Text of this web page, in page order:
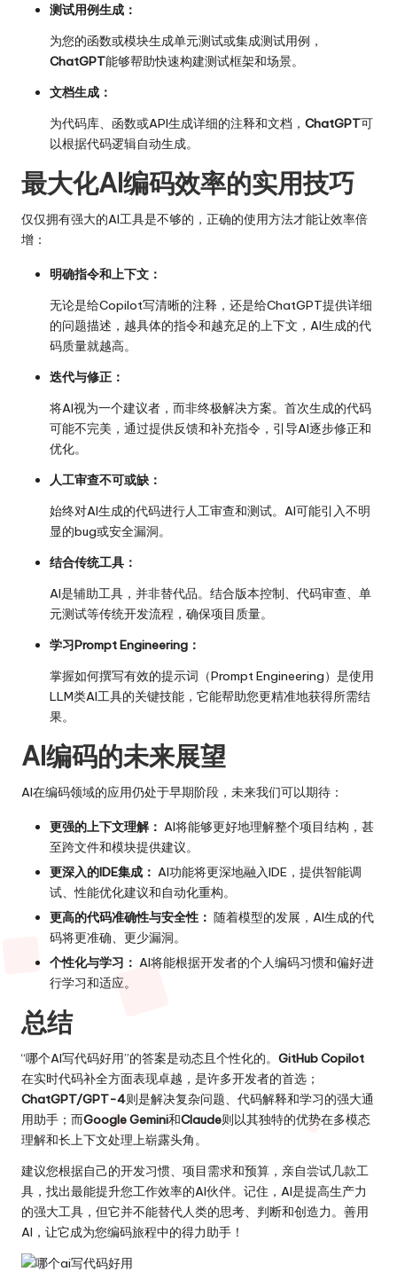
测试用例生成：
为您的函数或模块生成单元测试或集成测试用例，
ChatGPT能够帮助快速构建测试框架和场景。
文档生成：
为代码库、函数或API生成详细的注释和文档， ChatGPT可
以根据代码逻辑自动生成。
最大化AI编码效率的实用技巧
仅仅拥有强大的AI工具是不够的，正确的使用方法才能让效率倍
增：
明确指令和上下文：
无论是给Copilot写清晰的注释，还是给ChatGPT提供详细
的问题描述，越具体的指令和越充足的上下文，AI生成的代
码质量就越高。
迭代与修正：
将AI视为一个建议者，而非终极解决方案。首次生成的代码
可能不完美，通过提供反馈和补充指令，引导AI逐步修正和
优化。
人工审查不可或缺：
始终对AI生成的代码进行人工审查和测试。AI可能引入不明
显的bug或安全漏洞。
结合传统工具：
AI是辅助工具，并非替代品。结合版本控制、代码审查、单
元测试等传统开发流程，确保项目质量。
学习Prompt Engineering：
掌握如何撰写有效的提示词（Prompt Engineering）是使用
LLM类AI工具的关键技能，它能帮助您更精准地获得所需结
果。
AI编码的未来展望
AI在编码领域的应用仍处于早期阶段，未来我们可以期待：
更强的上下文理解： AI将能够更好地理解整个项目结构，甚
至跨文件和模块提供建议。
更深入的IDE集成： AI功能将更深地融入IDE，提供智能调
试、性能优化建议和自动化重构。
更高的代码准确性与安全性： 随着模型的发展，AI生成的代
码将更准确、更少漏洞。
个性化与学习： AI将能根据开发者的个人编码习惯和偏好进
行学习和适应。
总结
“哪个AI写代码好用”的答案是动态且个性化的。 GitHub Copilot
在实时代码补全方面表现卓越，是许多开发者的首选；
ChatGPT/GPT-4则是解决复杂问题、代码解释和学习的强大通
用助手；而Google Gemini和Claude则以其独特的优势在多模态
理解和长上下文处理上崭露头角。
建议您根据自己的开发习惯、项目需求和预算，亲自尝试几款工
具，找出最能提升您工作效率的AI伙伴。记住，AI是提高生产力
的强大工具，但它并不能替代人类的思考、判断和创造力。善用
AI，让它成为您编码旅程中的得力助手！